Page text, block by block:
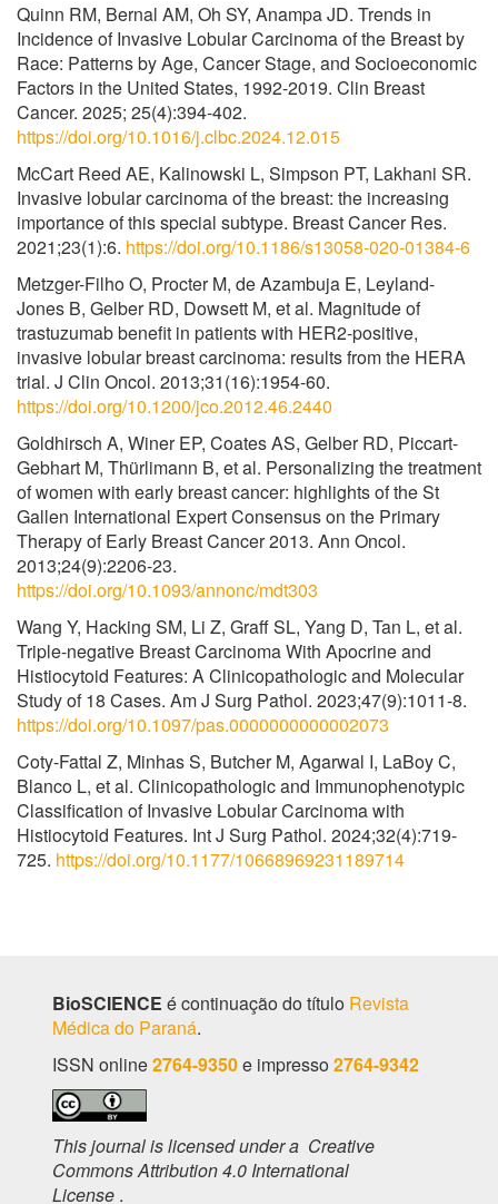
Quinn RM, Bernal AM, Oh SY, Anampa JD. Trends in
Incidence of Invasive Lobular Carcinoma of the Breast by
Race: Patterns by Age, Cancer Stage, and Socioeconomic
Factors in the United States, 1992-2019. Clin Breast
Cancer. 2025; 25(4):394-402.
https://doi.org/10.1016/j.clbc.2024.12.015
McCart Reed AE, Kalinowski L, Simpson PT, Lakhani SR.
Invasive lobular carcinoma of the breast: the increasing
importance of this special subtype. Breast Cancer Res.
2021;23(1):6. https://doi.org/10.1186/s13058-020-01384-6
Metzger-Filho O, Procter M, de Azambuja E, Leyland-
Jones B, Gelber RD, Dowsett M, et al. Magnitude of
trastuzumab benefit in patients with HER2-positive,
invasive lobular breast carcinoma: results from the HERA
trial. J Clin Oncol. 2013;31(16):1954-60.
https://doi.org/10.1200/jco.2012.46.2440
Goldhirsch A, Winer EP, Coates AS, Gelber RD, Piccart-
Gebhart M, Thürlimann B, et al. Personalizing the treatment
of women with early breast cancer: highlights of the St
Gallen International Expert Consensus on the Primary
Therapy of Early Breast Cancer 2013. Ann Oncol.
2013;24(9):2206-23.
https://doi.org/10.1093/annonc/mdt303
Wang Y, Hacking SM, Li Z, Graff SL, Yang D, Tan L, et al.
Triple-negative Breast Carcinoma With Apocrine and
Histiocytoid Features: A Clinicopathologic and Molecular
Study of 18 Cases. Am J Surg Pathol. 2023;47(9):1011-8.
https://doi.org/10.1097/pas.0000000000002073
Coty-Fattal Z, Minhas S, Butcher M, Agarwal I, LaBoy C,
Blanco L, et al. Clinicopathologic and Immunophenotypic
Classification of Invasive Lobular Carcinoma with
Histiocytoid Features. Int J Surg Pathol. 2024;32(4):719-
725. https://doi.org/10.1177/10668969231189714
BioSCIENCE é continuação do título Revista
Médica do Paraná.
ISSN online2764-9350e impresso 2764-9342
This journal is licensed under a Creative
Commons Attribution 4.0 International
License .